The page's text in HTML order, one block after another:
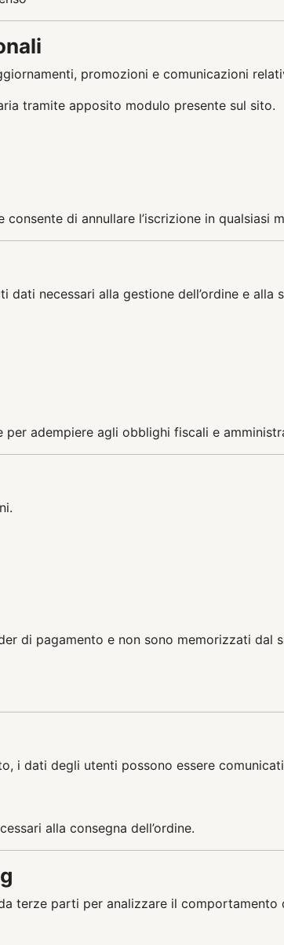
promozioni e comunicazioni
tramite apposito modulo presente sul sito.
di annullare l’iscrizione in qualsiasi
necessari alla gestione dell’ordine e alla
per adempiere agli obblighi fiscali e
di pagamento e non sono memorizzati dal
i dati degli utenti possono essere
alla consegna dell’ordine.
terze parti per analizzare il